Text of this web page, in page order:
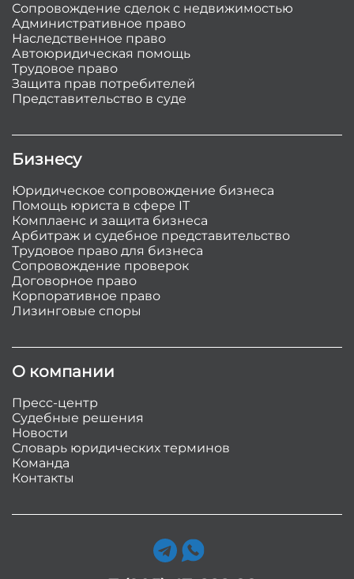
Сопровождение сделок с недвижимостью
Административное право
Наследственное право
Автоюридическая помощь
Трудовое право
Защита прав потребителей
Представительство в суде
Бизнесу
Юридическое сопровождение бизнеса
Помощь юриста в сфере IT
Комплаенс и защита бизнеса
Арбитраж и судебное представительство
Трудовое право для бизнеса
Сопровождение проверок
Договорное право
Корпоративное право
Лизинговые споры
О компании
Пресс-центр
Судебные решения
Новости
Словарь юридических терминов
Команда
Контакты